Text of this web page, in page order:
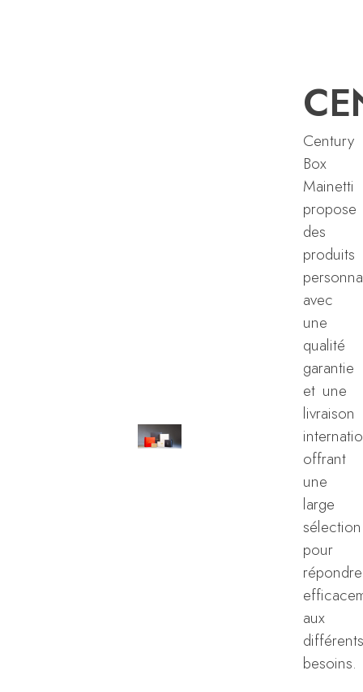
Century
Box
Mainetti
propose
des
produits
avec
une
qualité
garantie
et une
livraison
offrant
une
large
sélection
pour
répondre
aux
différents
besoins.